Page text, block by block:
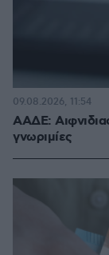
ΑΑΔΕ:
γνωριμίες
09.08.2026, 11:54